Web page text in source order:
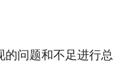
问题和不足进行总